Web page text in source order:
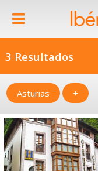
3 Resultados
Asturias +